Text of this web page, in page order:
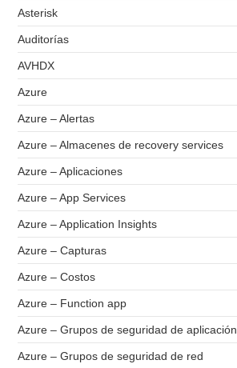
Asterisk
Auditorías
AVHDX
Azure
Azure – Alertas
Azure – Almacenes de recovery services
Azure – Aplicaciones
Azure – App Services
Azure – Application Insights
Azure – Capturas
Azure – Costos
Azure – Function app
Azure – Grupos de seguridad de aplicación
Azure – Grupos de seguridad de red